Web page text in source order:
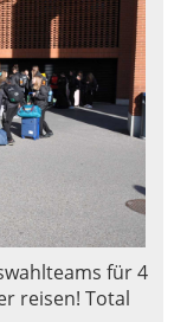
für 4
reisen! Total